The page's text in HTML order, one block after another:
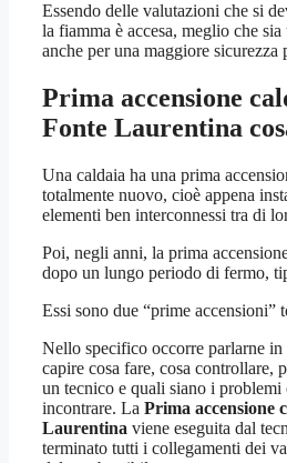
Essendo delle valutazioni che si
la fiamma è accesa, meglio che
anche per una maggiore sicurezza
Prima accensione
Fonte Laurentina
Una caldaia ha una prima
totalmente nuovo, cioè appena
elementi ben interconnessi tra di
Poi, negli anni, la prima
dopo un lungo periodo di fermo,
Essi sono due “prime accensioni”
Nello specifico occorre parlarne in
capire cosa fare, cosa controllare,
un tecnico e quali siano i problemi
incontrare. La Prima accensione
Laurentina viene eseguita dal
terminato tutti i collegamenti dei